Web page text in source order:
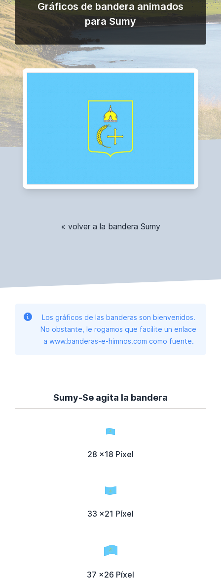
Gráficos de bandera animados
para Sumy
« volver a la bandera Sumy
Los gráficos de las banderas son bienvenidos.
No obstante, le rogamos que facilite un enlace
a www.banderas-e-himnos.com como fuente.
Sumy-Se agita la bandera
28 x18 Píxel
33 x21 Píxel
37 x26 Píxel